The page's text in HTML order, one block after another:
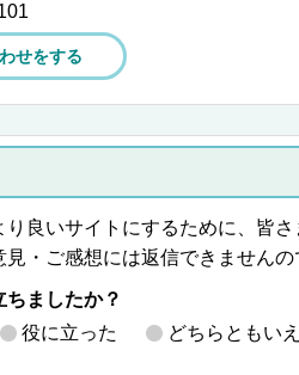
せをする
良いサイトにするために、皆
・ご感想には返信できませんの
ましたか？
役に立った どちらともい